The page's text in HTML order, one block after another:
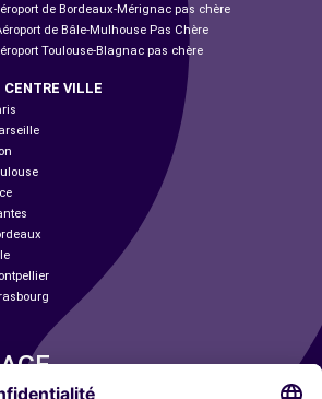
de Bordeaux-Mérignac pas chère
de Bâle-Mulhouse Pas Chère
Toulouse-Blagnac pas chère
CENTRE VILLE